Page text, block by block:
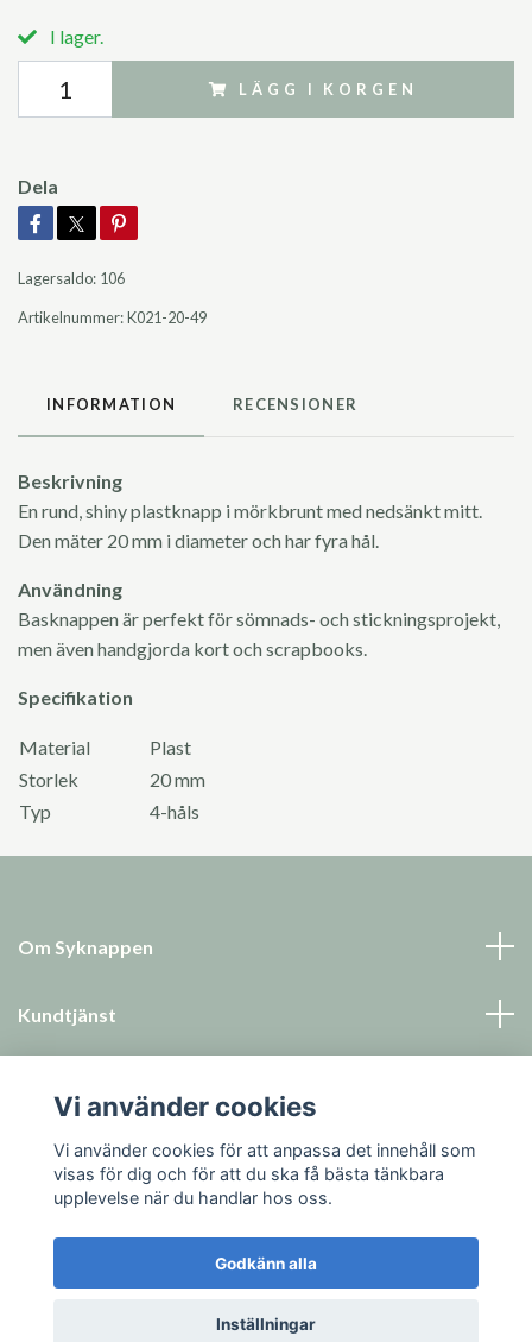
I lager.
LÄGG I KORGEN
Dela
Lagersaldo: 106
Artikelnummer:K021-20-49
INFORMATION RECENSIONER
Beskrivning
En rund, shiny plastknapp i mörkbrunt med nedsänkt mitt.
Den mäter 20 mm i diameter och har fyra hål.
Användning
Basknappen är perfekt för sömnads- och stickningsprojekt,
men även handgjorda kort och scrapbooks.
Specifikation
Material
Plast
Storlek
20 mm
Typ
4-håls
Om Syknappen
Kundtjänst
Sociala medier
© 2026 Syknappen
Vi använder cookies
Vi använder cookies för att anpassa det innehåll som
visas för dig och för att du ska få bästa tänkbara
upplevelse när du handlar hos oss.
Godkänn alla
Inställningar